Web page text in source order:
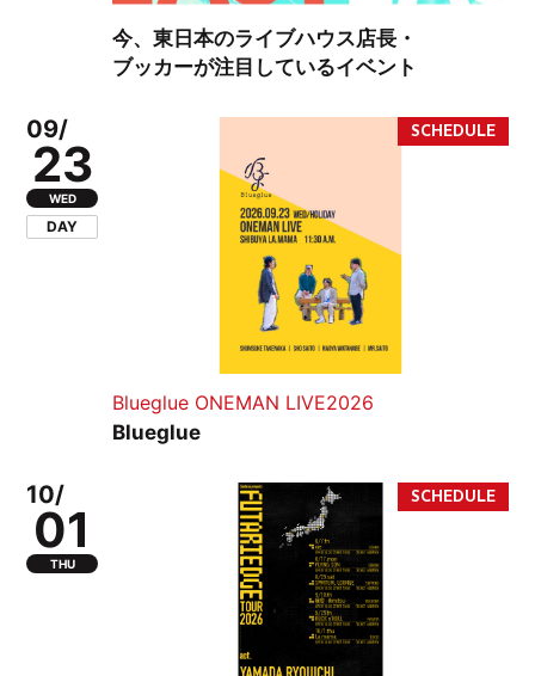
今、東日本のライブハウス店長・
ブッカーが注目しているイベント
09/
23
WED
DAY
Blueglue ONEMAN LIVE2026
Blueglue
10/
01
THU